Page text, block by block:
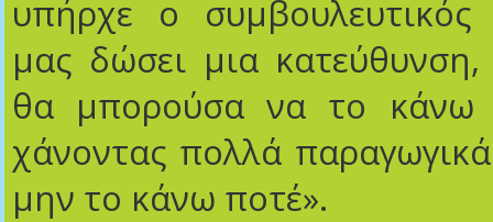
υπήρχε ο
μας δώσει μια κατεύθυνση,
θα μπορούσα να το
χάνοντας πολλά
μην το κάνω ποτέ».